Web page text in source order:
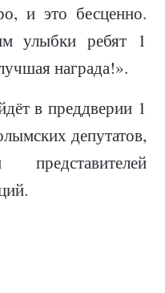
и это бесценно.
улыбки ребят 1
награда!».
в преддверии 1
депутатов,